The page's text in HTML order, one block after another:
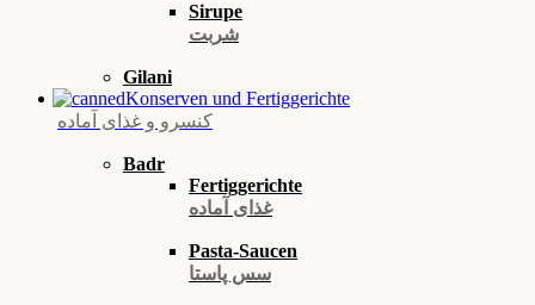
Sirupe
شربت
Gilani
Konserven und Fertiggerichte
کنسرو و غذای آماده
Badr
Fertiggerichte
غذای آماده
Pasta-Saucen
سس پاستا